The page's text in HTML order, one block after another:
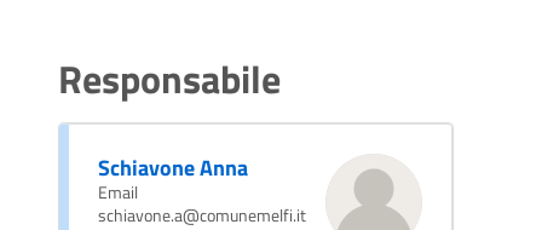
Responsabile
Schiavone Anna
Email
schiavone.a@comunemelfi.it